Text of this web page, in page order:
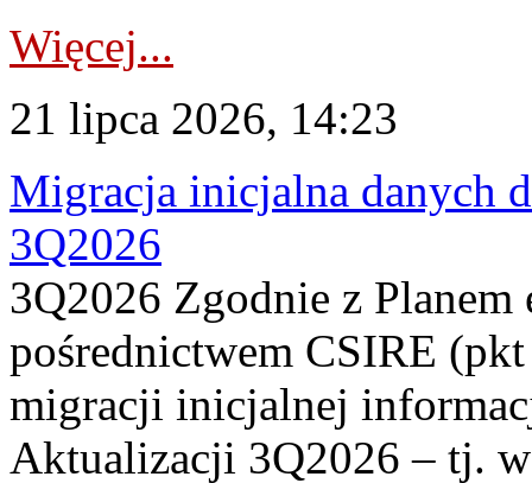
Więcej...
21 lipca 2026, 14:23
Migracja inicjalna danych
3Q2026
3Q2026 Zgodnie z
pośrednictwem CSIRE
migracji inicjalnej
Aktualizacji 3Q2026 – tj.